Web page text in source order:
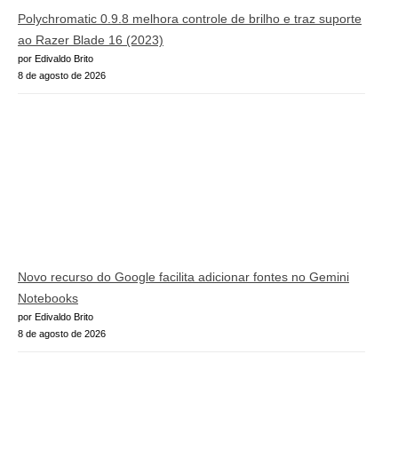
Polychromatic 0.9.8 melhora controle de brilho e traz suporte
ao Razer Blade 16 (2023)
por Edivaldo Brito
8 de agosto de 2026
Novo recurso do Google facilita adicionar fontes no Gemini
Notebooks
por Edivaldo Brito
8 de agosto de 2026